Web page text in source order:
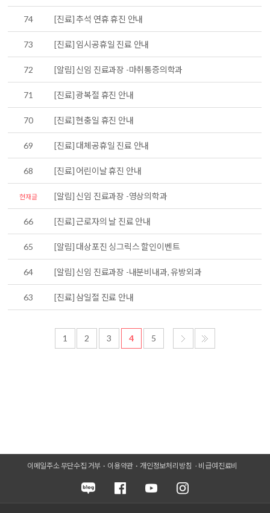
74 [진료] 추석 연휴 휴진 안내
73 [진료] 임시공휴일 진료 안내
72 [알림] 신임 진료과장 -마취통증의학과
71 [진료] 광복절 휴진 안내
70 [진료] 현충일 휴진 안내
69 [진료] 대체공휴일 진료 안내
68 [진료] 어린이날 휴진 안내
현재글 [알림] 신임 진료과장 -영상의학과
66 [진료] 근로자의 날 진료 안내
65 [알림] 대상포진 싱그릭스 할인이벤트
64 [알림] 신임 진료과장 -내분비내과, 유방외과
63 [진료] 삼일절 진료 안내
1 2 3 4 5
이메일주소 무단수집 거부 이용약관 개인정보처리방침 비급여진료비